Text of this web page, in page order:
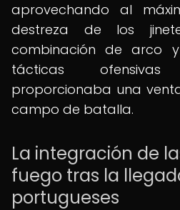
aprovechando al
destreza de los
combinación de arco
tácticas
proporcionaba una
campo de batalla.
La integración de
fuego tras la
portugueses